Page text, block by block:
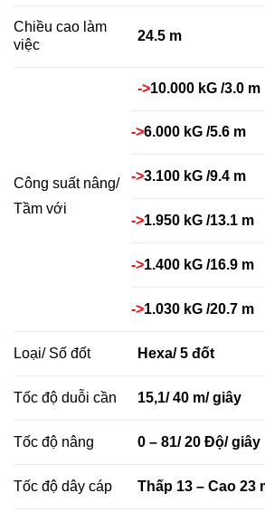
Chiều cao làm
việc
24.5 m
Công suất nâng/
Tầm với
->10.000 kG /3.0 m
->6.000 kG /5.6 m
->3.100 kG /9.4 m
->1.950 kG /13.1 m
->1.400 kG /16.9 m
->1.030 kG /20.7 m
Loại/ Số đốt Hexa/ 5 đốt
Tốc độ duỗi cần 15,1/ 40 m/ giây
Tốc độ nâng 0 – 81/ 20 Độ/ giây
Tốc độ dây cáp Thấp 13 – Cao 23